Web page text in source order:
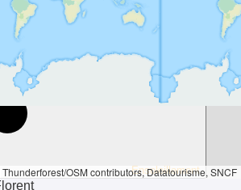
Ensoleillement
Thunderforest/OSM contributors, Datatourisme, SNCF